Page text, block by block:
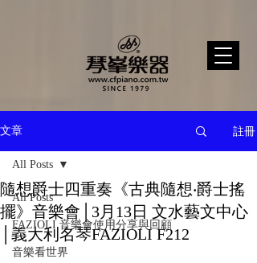
文章 註冊
All Posts
FAZIOLI 音樂會使用分享與回顧
音樂看世界
All Posts
隨想爵士四重奏《古典隨想‧爵士搖
擺》音樂會│3月13日 文水藝文中心
│義大利名琴FAZIOLI F212